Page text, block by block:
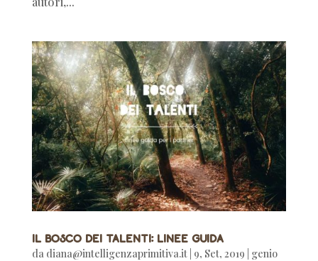
Il Bosco dei Talenti: Linee Guida
da diana@intelligenzaprimitiva.it| 9, Set, 2019 genio